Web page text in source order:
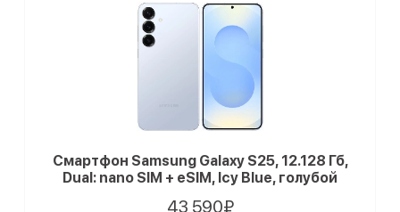
Смартфон Samsung Galaxy S25, 12.128 Гб,
Dual: nano SIM + eSIM, Icy Blue, голубой
43 590₽